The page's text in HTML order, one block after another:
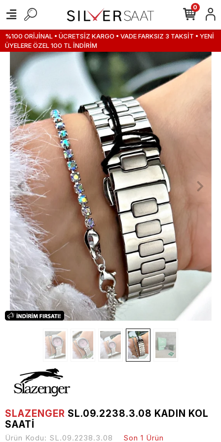
%100 ORİJİNAL • ÜCRETSİZ KARGO • VADE FARKSIZ 3 TAKSİT • YENİ
ÜYELERE ÖZEL 100 TL İNDİRİM
0
SLAZENGER SL.09.2238.3.08 KADIN KOL
SAATI
Ürün Kodu: SL.09.2238.3.08 Son 1 Ürün